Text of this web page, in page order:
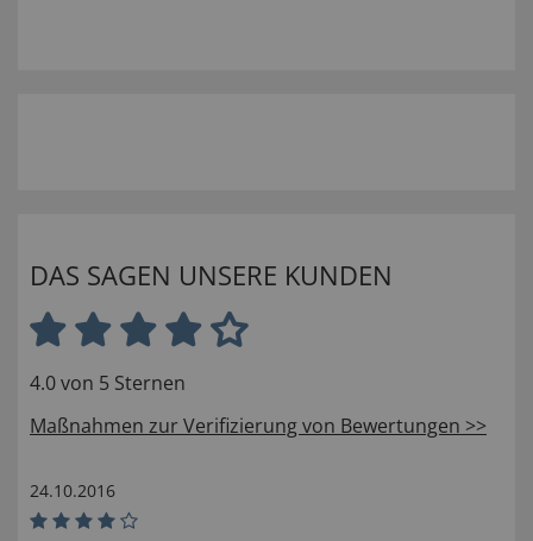
DAS SAGEN UNSERE KUNDEN
4.0 von 5 Sternen
Maßnahmen zur Verifizierung von Bewertungen >>
24.10.2016